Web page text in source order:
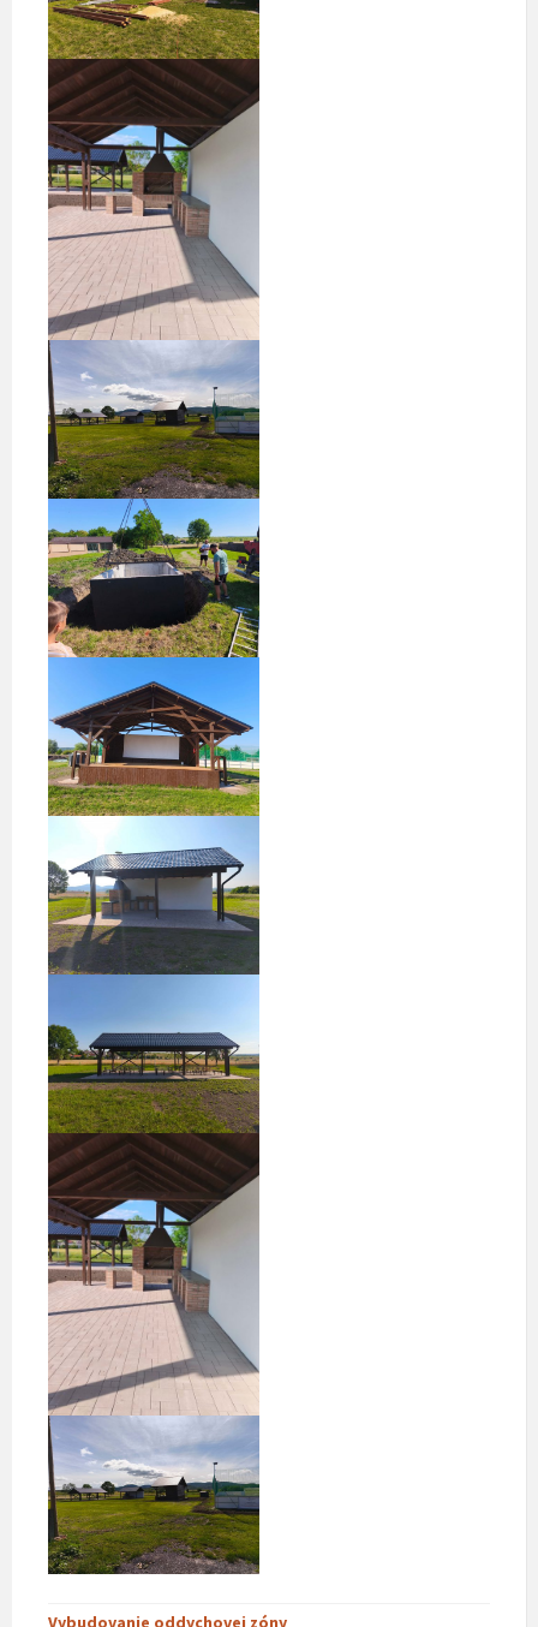
Vybudovanie oddychovej zóny